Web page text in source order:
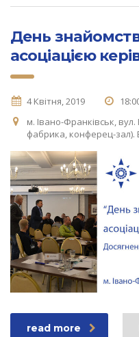
День
асоціацією
4 Квітня, 2019
м. Івано-Франківськ,
фабрика, конферец-зал).
read more